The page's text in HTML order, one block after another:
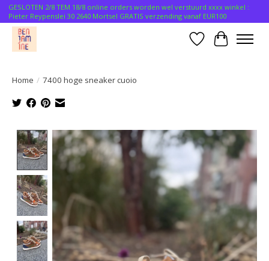
GESLOTEN 2/8 TEM 18/8 online orders worden wel verstuurd xxxx winkel :
Pieter Reypenslei 30 2640 Mortsel GRATIS verzending vanaf EUR100
Verlanglijst
Home / 7400 hoge sneaker cuoio
Product image slideshow Items